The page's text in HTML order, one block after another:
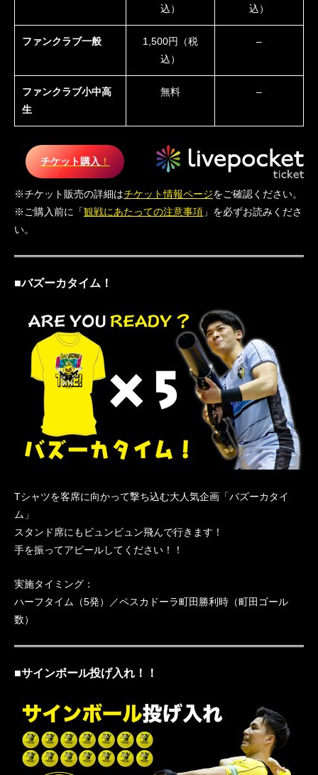
込）
込）
ファンクラブ一般
1,500円（税
込）
–
ファンクラブ小中高
生
無料 –
チケット購入 ！
※チケット販売の詳細はチケット情報ページをご確認ください。
※ご購入前に「観戦にあたっての注意事項 」を必ずお読みくださ
い。
■バズーカタイム！
Tシャツを客席に向かって撃ち込む大人気企画「バズーカタイ
ム」
スタンド席にもビュンビュン飛んで行きます！
手を振ってアピールしてください！！
実施タイミング：
ハーフタイム（5発）／ペスカドーラ町田勝利時（町田ゴール
数）
■サインボール投げ入れ！！